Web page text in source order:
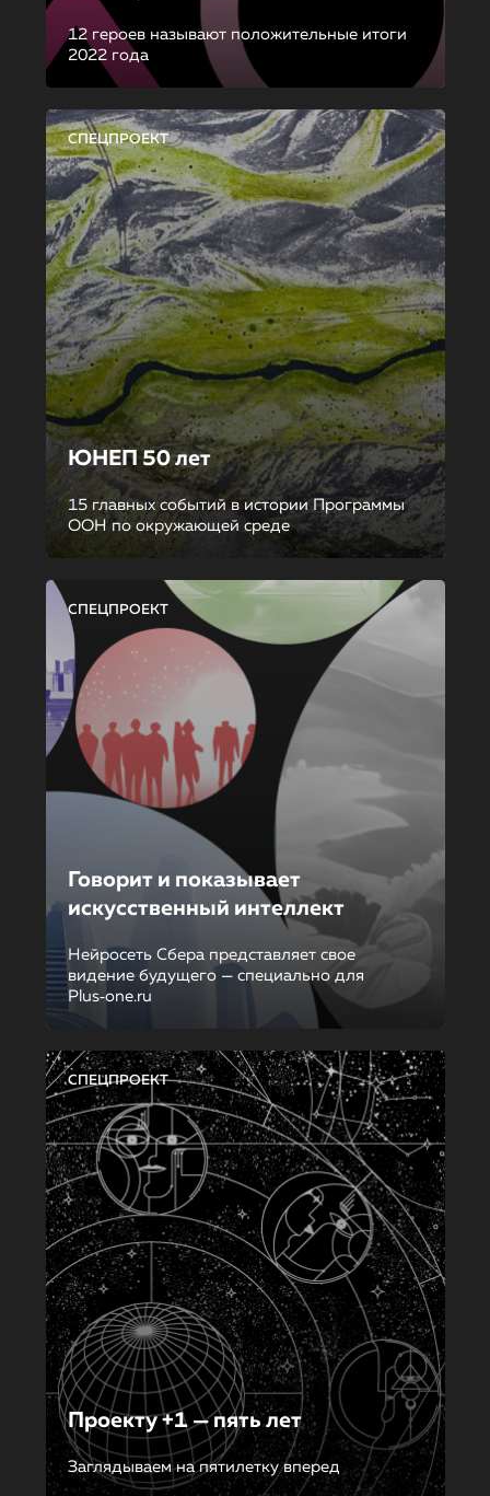
12 героев называют положительные итоги
2022 года
СПЕЦПРОЕКТ
ЮНЕП 50 лет
15 главных событий в истории Программы
ООН по окружающей среде
СПЕЦПРОЕКТ
Говорит и показывает
искусственный интеллект
Нейросеть Сбера представляет свое
видение будущего — специально для
Plus‑one.ru
СПЕЦПРОЕКТ
Проекту +1 — пять лет
Заглядываем на пятилетку вперед